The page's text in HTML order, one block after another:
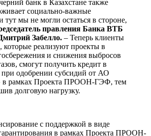
банк в Казахстане также
социально-важные
мы не могли остаться в стороне,
правления Банка ВТБ
Забелло. – Теперь клиенты
которые реализуют проекты в
и снижения выбросов
смогут получить кредит в
одобрении субсидий от АО
в рамках Проекта ПРООН-ГЭФ, тем
долговую нагрузку.
с поддержкой в виде
в рамках Проекта ПРООН-